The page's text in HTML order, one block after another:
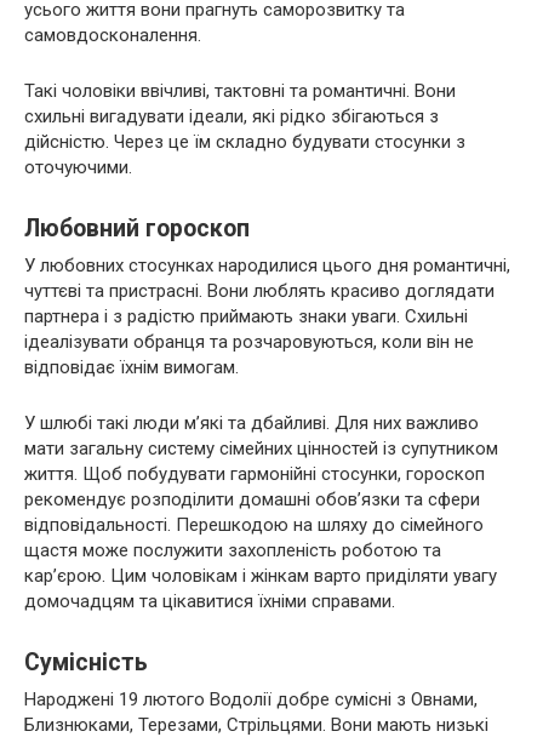
усього життя вони прагнуть саморозвитку та
самовдосконалення.
Такі чоловіки ввічливі, тактовні та романтичні. Вони
схильні вигадувати ідеали, які рідко збігаються з
дійсністю. Через це їм складно будувати стосунки з
оточуючими.
Любовний гороскоп
У любовних стосунках народилися цього дня романтичні,
чуттєві та пристрасні. Вони люблять красиво доглядати
партнера і з радістю приймають знаки уваги. Схильні
ідеалізувати обранця та розчаровуються, коли він не
відповідає їхнім вимогам.
У шлюбі такі люди м’які та дбайливі. Для них важливо
мати загальну систему сімейних цінностей із супутником
життя. Щоб побудувати гармонійні стосунки, гороскоп
рекомендує розподілити домашні обов’язки та сфери
відповідальності. Перешкодою на шляху до сімейного
щастя може послужити захопленість роботою та
кар’єрою. Цим чоловікам і жінкам варто приділяти увагу
домочадцям та цікавитися їхніми справами.
Сумісність
Народжені 19 лютого Водолії добре сумісні з Овнами,
Близнюками, Терезами, Стрільцями. Вони мають низькі